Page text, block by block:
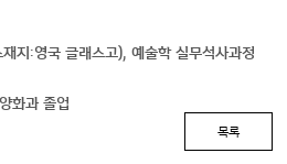
지:영국 글래스고), 예술학 실무석사과정
화과 졸업
목록